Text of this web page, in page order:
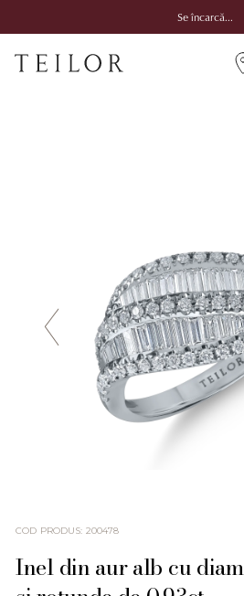
Se încarcă...
COD PRODUS: 200478
Inel din aur alb cu